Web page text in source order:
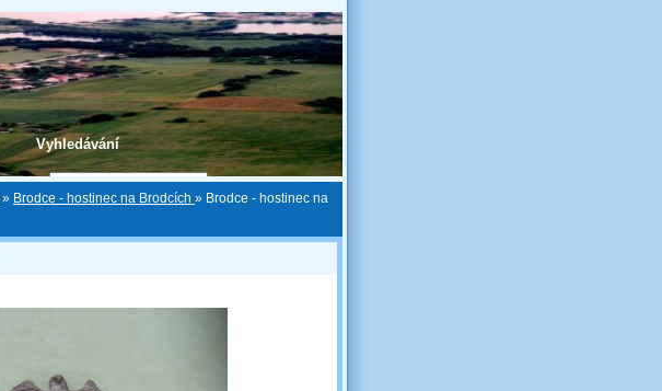
Vyhledávání
» Brodce - hostinec na Brodcích » Brodce - hostinec na